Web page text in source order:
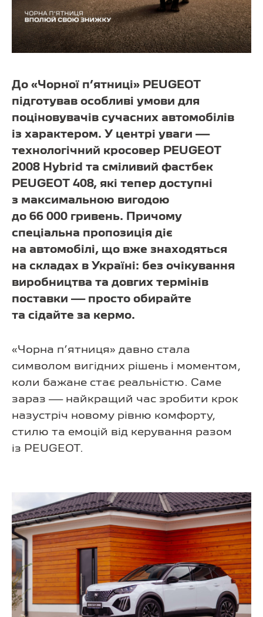
До «Чорної п’ятниці» PEUGEOT
підготував особливі умови для
поціновувачів сучасних автомобілів
із характером. У центрі уваги —
технологічний кросовер PEUGEOT
2008 Hybrid та сміливий фастбек
PEUGEOT 408, які тепер доступні
з максимальною вигодою
до 66 000 гривень. Причому
спеціальна пропозиція діє
на автомобілі, що вже знаходяться
на складах в Україні: без очікування
виробництва та довгих термінів
поставки — просто обирайте
та сідайте за кермо.
«Чорна п’ятниця» давно стала
символом вигідних рішень і моментом,
коли бажане стає реальністю. Саме
зараз — найкращий час зробити крок
назустріч новому рівню комфорту,
стилю та емоцій від керування разом
із PEUGEOT.